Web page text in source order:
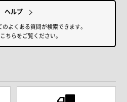
ヘルプ
よくある質問が検索できます。
ちらをご覧ください。